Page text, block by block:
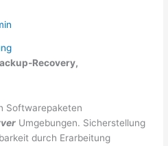
Recovery,
Softwarepaketen
Umgebungen. Sicherstellung
durch Erarbeitung